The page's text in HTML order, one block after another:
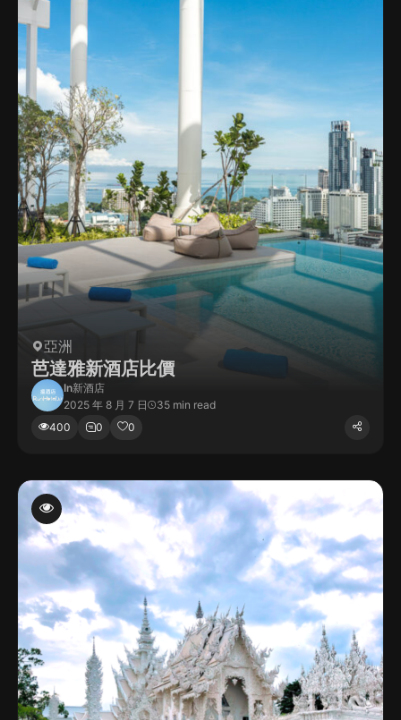
亞洲
芭達雅新酒店比價
In新酒店
2025 年 8 月 7 日
35 min read
400
0 0